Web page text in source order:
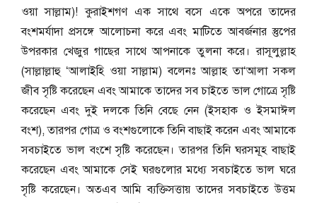
ওয়া সাল্লাম)! কুরাইশগণ এক সাথে বসে একে অপরে তাদের
বংশমর্যাদা প্রসঙ্গে আলোচনা করে এবং মাটিতে আবর্জনার স্তুপের
উপরকার খেজুর গাছের সাথে আপনাকে তুলনা করে। রাসূলুল্লাহ
(সাল্লাল্লাহু ‘আলাইহি ওয়া সাল্লাম) বলেনঃ আল্লাহ তা‘আলা সকল
জীব সৃষ্টি করেছেন এবং আমাকে তাদের সব চাইতে ভাল গোত্রে সৃষ্টি
করেছেন এবং দুই দলকে তিনি বেছে নেন (ইসহাক ও ইসমাঈল
বংশ), তারপর গোত্র ও বংশগুলোকে তিনি বাছাই করেন এবং আমাকে
সবচাইতে ভাল বংশে সৃষ্টি করেছেন। তারপর তিনি ঘরসমূহ বাছাই
করেছেন এবং আমাকে সেই ঘরগুলোর মধ্যে সবচাইতে ভাল ঘরে
সৃষ্টি করেছেন। অতএব আমি ব্যক্তিসত্তায় তাদের সবচাইতে উত্তম